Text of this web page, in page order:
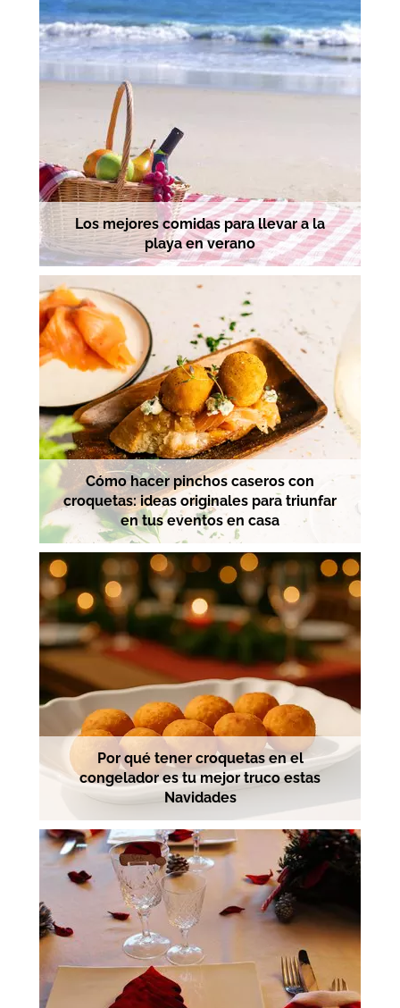
Los mejores comidas para llevar a la
playa en verano
Cómo hacer pinchos caseros con
croquetas: ideas originales para triunfar
en tus eventos en casa
Por qué tener croquetas en el
congelador es tu mejor truco estas
Navidades